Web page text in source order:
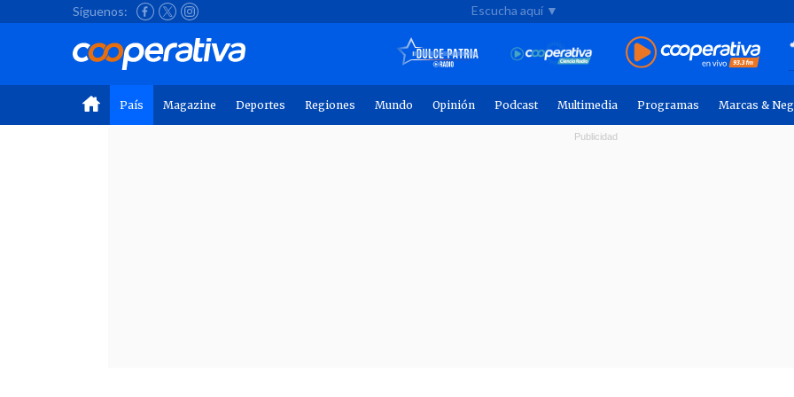
Síguenos: Escucha aquí ▼
País Magazine Deportes Regiones Mundo Opinión Podcast Multimedia Programas Marcas &